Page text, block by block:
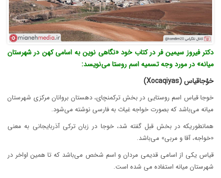
دکتر فیروز سیمین فر در کتاب خود «نگاهی نوین به اسامی کهن در شهرستان
میانه» در مورد وجه تسمیه اسم روستا می‌نویسد:
خوْجاقیاس (Xocaqiyas)
خوجا قیاس اسم روستایی در بخش ترکمنچای، دهستان بروانان مرکزی شهرستان
میانه می‌باشد که بصورت خواجه غیاث به فارسی نوشته می‌شود.
همانطوریکه در بخش قبل گفته شد، خوجا در زبان ترکی آذربایجانی به معنی
«خواجه، آقا و مربی» می‌باشد.
قیاس یکی از اسامی قدیمی مردان و اسم شخص می‌باشد که تا همین اواخر در
شهرستان میانه استفاده می شده است.